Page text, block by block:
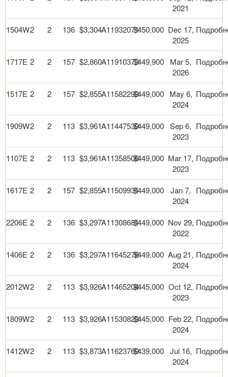
2021
1504W2 2 136 $3,304A11932071$450,000 Dec 17,
2025
1717E 2 2 157 $2,860A11910373$449,900
Mar 5,
2026
1517E 2 2 157 $2,855A11582293$449,000 May 6,
2024
1909W2 2 113 $3,961A11447539$449,000 Sep 6,
2023
1107E 2 2 113 $3,961A11358506$449,000 Mar 17,
2023
1617E 2 2 157 $2,855A11509931$449,000
Jan 7,
2024
2206E 2 2 136 $3,297A11308681$449,000 Nov 29,
2022
1406E 2 2 136 $3,297A11645278$449,000 Aug 21,
2024
2012W2 2 113 $3,926A11465204$445,000 Oct 12,
2023
1809W2 2 113 $3,926A11530823$445,000 Feb 22,
2024
1412W2 2 113 $3,873A11623769$439,000 Jul 16,
2024